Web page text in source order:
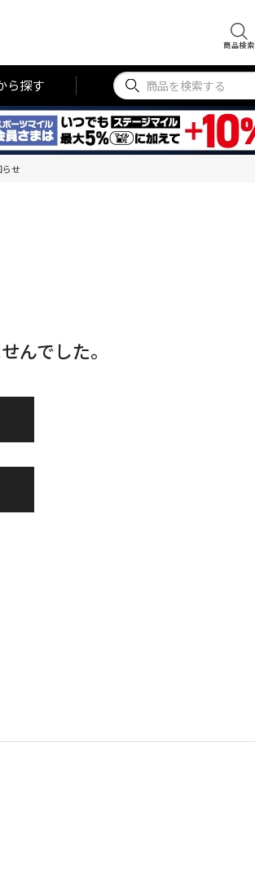
商品検索
ら探す
せ
んでした。